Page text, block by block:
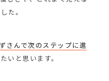
た。
さんで次のステップに進
いと思います。